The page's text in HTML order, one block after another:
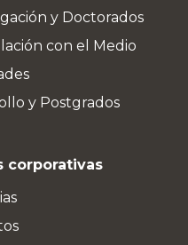
y Doctorados
con el Medio
y Postgrados
corporativas